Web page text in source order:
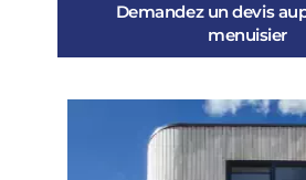
Demandez un devis
menuisier